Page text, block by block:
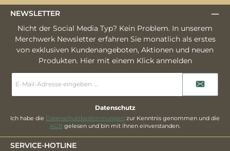
NEWSLETTER
Nicht der Social Media Typ? Kein Problem. In unserem
Merchwerk Newsletter erfahren Sie monatlich als erstes
von exklusiven Kundenangeboten, Aktionen und neuen
Produkten. Hier mit einem Klick anmelden
Mail-
*
Datenschutz
Ich habe die Datenschutzbestimmungen zur Kenntnis genommen und die
AGB gelesen und bin mit ihnen einverstanden.
SERVICE-HOTLINE